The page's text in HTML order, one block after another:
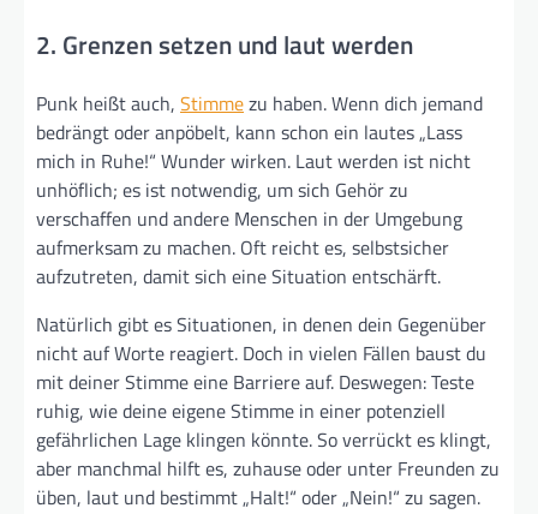
2. Grenzen setzen und laut werden
Punk heißt auch, Stimmezu haben. Wenn dich jemand
bedrängt oder anpöbelt, kann schon ein lautes „Lass
mich in Ruhe!“ Wunder wirken. Laut werden ist nicht
unhöflich; es ist notwendig, um sich Gehör zu
verschaffen und andere Menschen in der Umgebung
aufmerksam zu machen. Oft reicht es, selbstsicher
aufzutreten, damit sich eine Situation entschärft.
Natürlich gibt es Situationen, in denen dein Gegenüber
nicht auf Worte reagiert. Doch in vielen Fällen baust du
mit deiner Stimme eine Barriere auf. Deswegen: Teste
ruhig, wie deine eigene Stimme in einer potenziell
gefährlichen Lage klingen könnte. So verrückt es klingt,
aber manchmal hilft es, zuhause oder unter Freunden zu
üben, laut und bestimmt „Halt!“ oder „Nein!“ zu sagen.